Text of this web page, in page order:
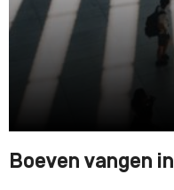
Boeven vangen